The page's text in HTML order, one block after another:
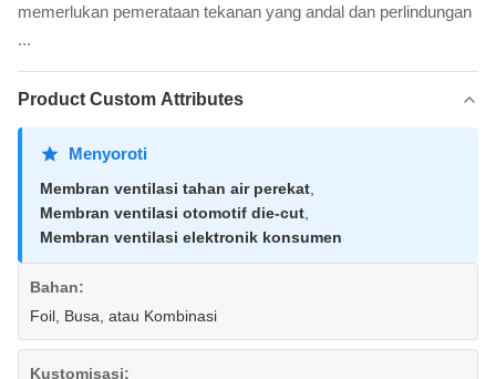
memerlukan pemerataan tekanan yang andal dan perlindungan
...
Product Custom Attributes
Menyoroti
Membran ventilasi tahan air perekat
Membran ventilasi otomotif die-cut
Membran ventilasi elektronik konsumen
Bahan:
Foil, Busa, atau Kombinasi
Kustomisasi: